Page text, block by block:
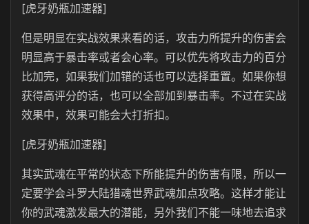
[虎牙奶瓶加速器]
但是明显在实战效果来看的话，攻击力所提升的伤害会
明显高于暴击率或者会心率。可以优先将攻击力的百分
比加完，如果我们加错的话也可以选择重置。如果你想
获得高评分的话，也可以全部加到暴击率。不过在实战
效果中，效果可能会大打折扣。
[虎牙奶瓶加速器]
其实武魂在平常的状态下所能提升的伤害有限，所以一
定要学会斗罗大陆猎魂世界武魂加点攻略。这样才能让
你的武魂激发最大的潜能，另外我们不能一味地去追求